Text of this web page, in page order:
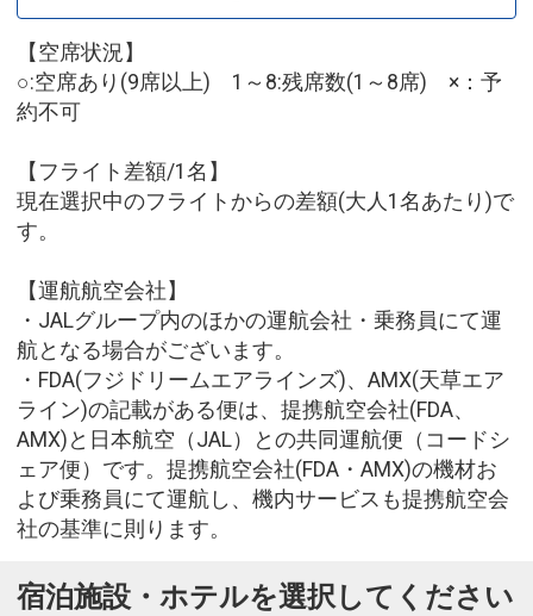
【空席状況】
○:空席あり(9席以上) 1～8:残席数(1～8席) ×：予
約不可
【フライト差額/1名】
現在選択中のフライトからの差額(大人1名あたり)で
す。
【運航航空会社】
・JALグループ内のほかの運航会社・乗務員にて運
航となる場合がございます。
・FDA(フジドリームエアラインズ)、AMX(天草エア
ライン)の記載がある便は、提携航空会社(FDA、
AMX)と日本航空（JAL）との共同運航便（コードシ
ェア便）です。提携航空会社(FDA・AMX)の機材お
よび乗務員にて運航し、機内サービスも提携航空会
社の基準に則ります。
宿泊施設・ホテルを選択してください